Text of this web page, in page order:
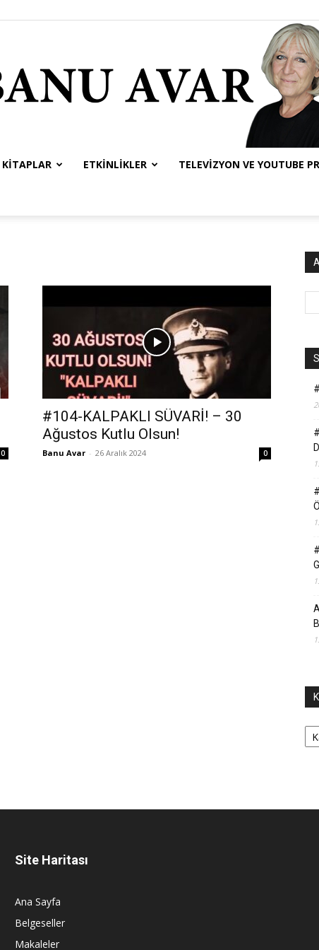
Avar
KITAPLAR ETKINLIKLER TELEVIZYON VE YOUTUBE
0
#104-KALPAKLI SÜVARİ! – 30
Ağustos Kutlu Olsun!
Banu Avar - 26 Aralık 2024 0
Site Haritası
Ana Sayfa
Belgeseller
Makaleler